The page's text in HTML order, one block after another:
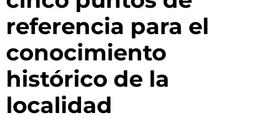
referencia para el
conocimiento
histórico de la
localidad